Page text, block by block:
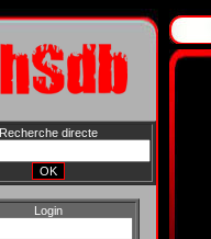
Recherche directe
Login